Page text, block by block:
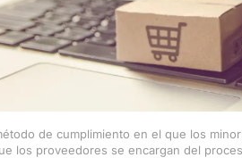
de cumplimiento en el que los
los proveedores se encargan del